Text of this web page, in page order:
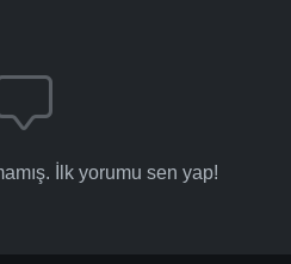
İlk yorumu sen yap!